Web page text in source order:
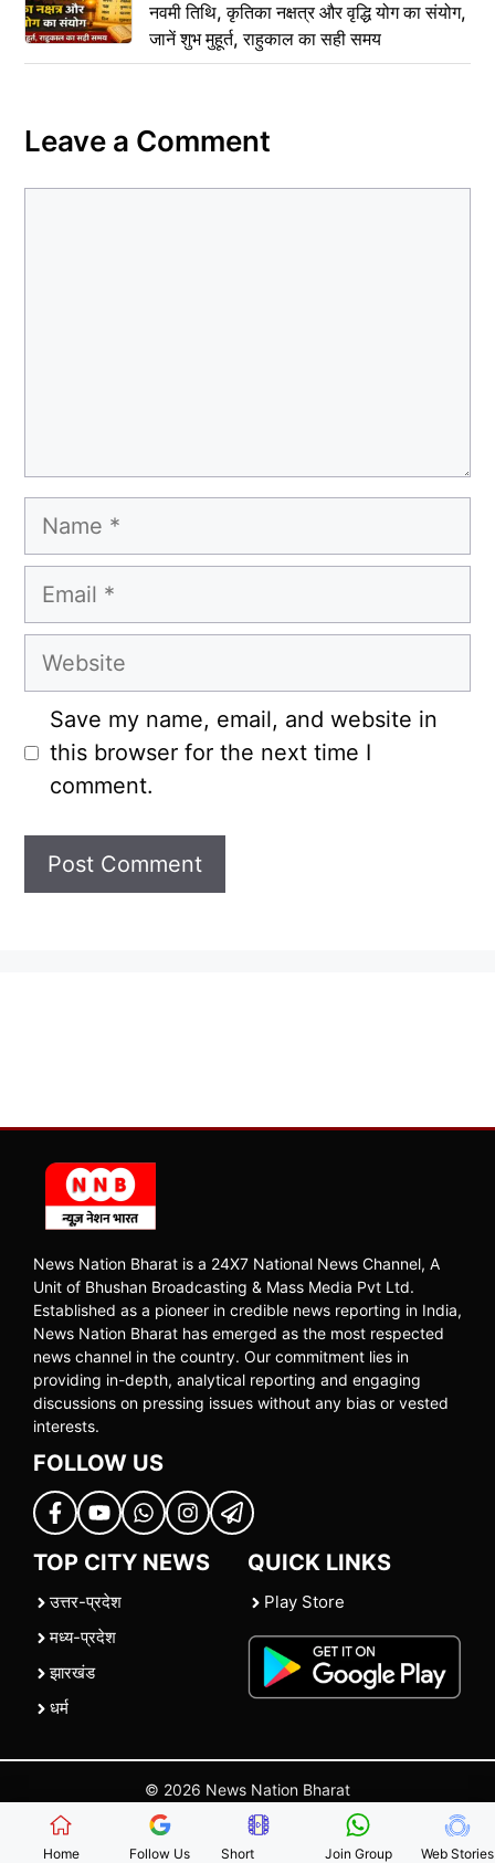
नवमी तिथि, कृतिका नक्षत्र और वृद्धि योग का संयोग,
जानें शुभ मुहूर्त, राहुकाल का सही समय
Leave a Comment
Name
Email
Website
Save my name, email, and website in
this browser for the next time I
comment.
News Nation Bharat is a 24X7 National News Channel, A
Unit of Bhushan Broadcasting & Mass Media Pvt Ltd.
Established as a pioneer in credible news reporting in India,
News Nation Bharat has emerged as the most respected
news channel in the country. Our commitment lies in
providing in-depth, analytical reporting and engaging
discussions on pressing issues without any bias or vested
interests.
FOLLOW US
TOP CITY NEWS
उत्तर-प्रदेश
मध्य-प्रदेश
झारखंड
धर्म
QUICK LINKS
Play Store
© 2026 News Nation Bharat
| |Contact Us |Policies Terms and Conditions
Home Follow Us Short Join Group Web Stories